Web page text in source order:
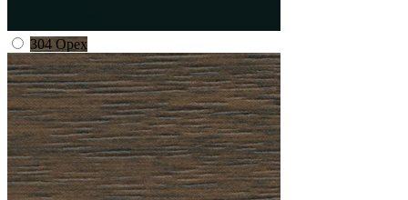
304 Орех